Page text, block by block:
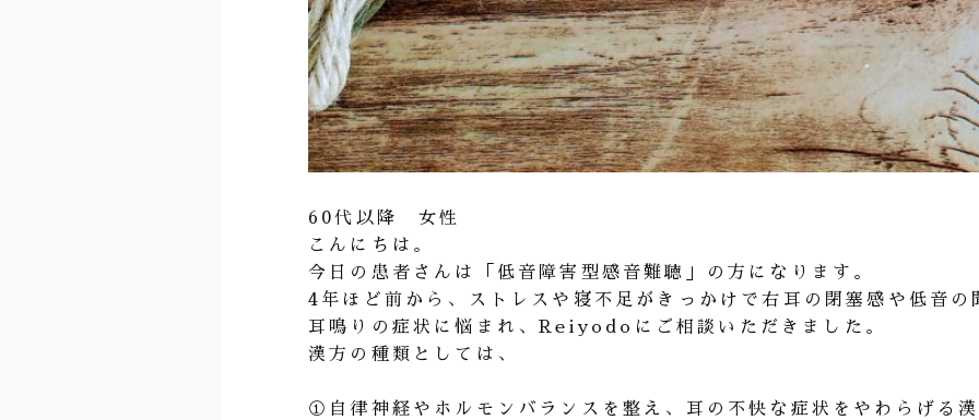
60代以降 女性
こんにちは。
今日の患者さんは「低音障害型感音難聴」の方になります。
4年ほど前から、ストレスや寝不足がきっかけで右耳の閉塞感や低音の
耳鳴りの症状に悩まれ、Reiyodoにご相談いただきました。
漢方の種類としては、
①自律神経やホルモンバランスを整え、耳の不快な症状をやわらげる漢